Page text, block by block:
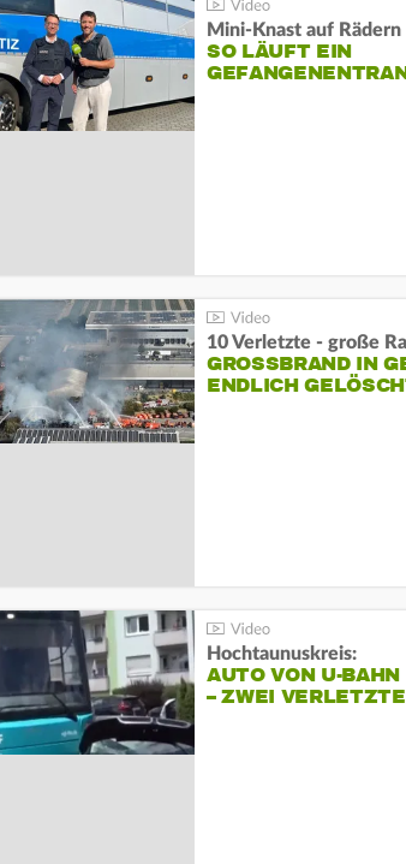
Mini-Knast auf Rädern
SO LÄUFT EIN
10 Verletzte - große
GROSSBRAND IN
NDLICH GELÖSCHT
Hochtaunuskreis:
AUTO VON U-
– ZWEI